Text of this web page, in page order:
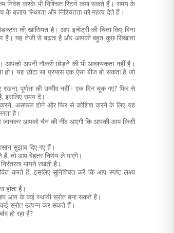
निवेश करके भी निश्चित रिटर्न कमा सकते हैं। समय के
के बजाय स्थिरता और निश्चितता को महत्व देते हैं।
की खासियत है। आप इन्वेंट्री की चिंता किए बिना
है। यह तेजी से बढ़ता है और आपको बहुत कुछ सिखाता
अपनी नौकरी छोड़ने की भी आवश्यकता नहीं है।
यह छोटा सा प्रयास एक ऐसा बीज बो सकता है जो
पूर्णता की उम्मीद नहीं। एक दिन चूक गए? फिर से
इसलिए समय दें।
असफल होने और फिर से कोशिश करने के लिए यह
है।
जानकर आपको चैन की नींद आएगी कि आपकी आय किसी
सुझाव दिए गए हैं।
तो आप बेहतर निर्णय ले पाएंगे।
मायने रखती है।
करते हैं, इसलिए सुनिश्चित करें कि आप स्पष्ट लक्ष्य
होता है।
आय के कई स्थायी स्रोत बना सकते हैं।
स्रोत उत्पन्न कर सकते हैं।
हो रहा है?